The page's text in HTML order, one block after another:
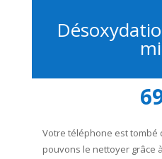
Votre téléphone est tombé
pouvons le nettoyer grâce